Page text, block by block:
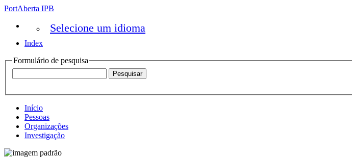
PortAberta IPB
Selecione um idioma
Index
Formulário de pesquisa
Início
Pessoas
Organizações
Investigação